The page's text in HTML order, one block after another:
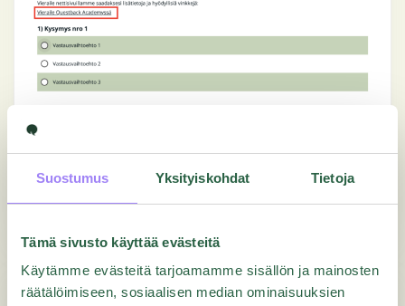
Suostumus Yksityiskohdat Tietoja
Tämä sivusto käyttää evästeitä
Käytämme evästeitä tarjoamamme sisällön ja mainosten
räätälöimiseen, sosiaalisen median ominaisuuksien
Was this article helpful?
Yes No
Getting Started